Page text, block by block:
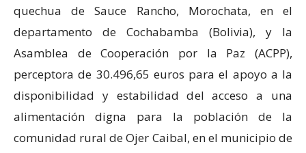
quechua de Sauce Rancho, Morochata, en el
departamento de Cochabamba (Bolivia), y la
Asamblea de Cooperación por la Paz (ACPP),
perceptora de 30.496,65 euros para el apoyo a la
disponibilidad y estabilidad del acceso a una
alimentación digna para la población de la
comunidad rural de Ojer Caibal, en el municipio de